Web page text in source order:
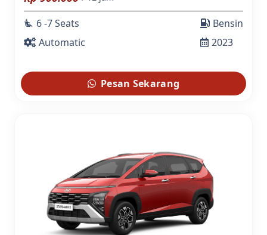
airline_seat_recline_extra 6 -7 Seats
Automatic
Bensin
2023
Pesan Sekarang